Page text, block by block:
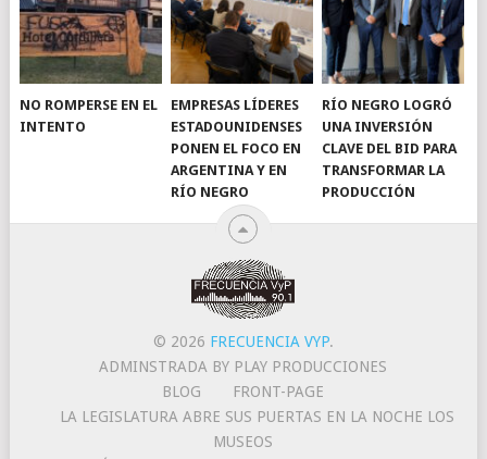
NO ROMPERSE EN EL
INTENTO
EMPRESAS LÍDERES
ESTADOUNIDENSES
PONEN EL FOCO EN
ARGENTINA Y EN
RÍO NEGRO
RÍO NEGRO LOGRÓ
UNA INVERSIÓN
CLAVE DEL BID PARA
TRANSFORMAR LA
PRODUCCIÓN
© 2026 FRECUENCIA VYP.
ADMINSTRADA BY PLAY PRODUCCIONES
BLOG
FRONT-PAGE
LA LEGISLATURA ABRE SUS PUERTAS EN LA NOCHE LOS
MUSEOS